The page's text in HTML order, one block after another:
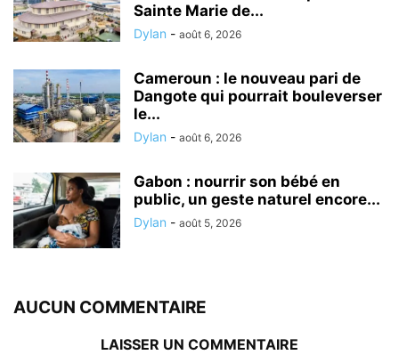
Sainte Marie de...
Dylan - août 6, 2026
Cameroun : le nouveau pari de
Dangote qui pourrait bouleverser
le...
Dylan - août 6, 2026
Gabon : nourrir son bébé en
public, un geste naturel encore...
Dylan - août 5, 2026
AUCUN COMMENTAIRE
LAISSER UN COMMENTAIRE